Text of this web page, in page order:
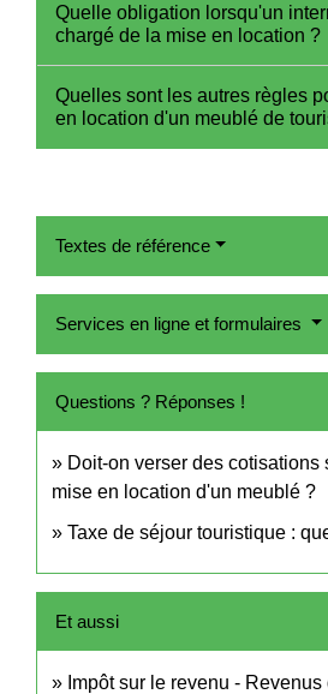
Quelle obligation lorsqu'un
chargé de la mise en location ?
Quelles sont les autres règles
en location d'un meublé de
Textes de référence
Services en ligne et formulaires
Questions ? Réponses !
Doit-on verser des cotisations
mise en location d'un meublé ?
Taxe de séjour touristique :
Et aussi
Impôt sur le revenu -